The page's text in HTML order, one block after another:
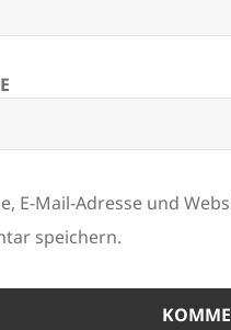
E-Mail-Adresse und
speichern.